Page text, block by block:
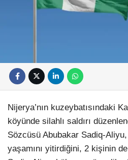
Nijerya’nın kuzeybatısındaki
köyünde silahlı saldırı
Sözcüsü Abubakar Sadiq-Aliyu,
yaşamını yitirdiğini, 2 kişinin de